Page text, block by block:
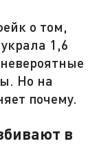
о том,
1,6
Но на
почему.
в